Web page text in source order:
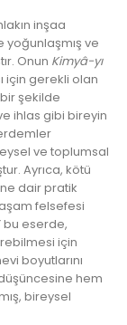
inşaa
ve
Onun Kimyâ-yı
için gerekli olan
şekilde
ihlas gibi bireyin
ve toplumsal
Ayrıca, kötü
dair pratik
felsefesi
eserde,
için
boyutlarını
hem
bireysel